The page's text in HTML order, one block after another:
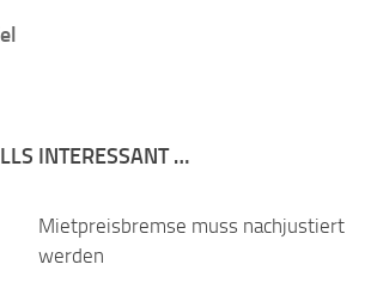
INTERESSANT …
Mietpreisbremse muss nachjustiert
werden